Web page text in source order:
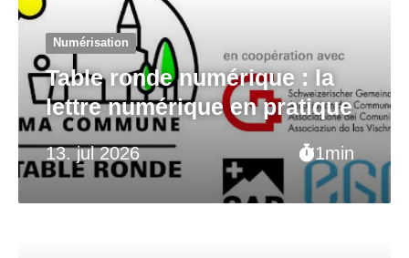
13. jul 2026 1min
Numérisation
Table ronde numérique : la
lettre numérique en pratique